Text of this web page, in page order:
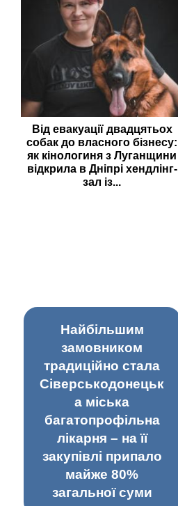
Від евакуації двадцятьох
собак до власного бізнесу:
як кінологиня з Луганщини
відкрила в Дніпрі хендлінг-
зал із...
Найбільшим
замовником
традиційно стала
Сіверськодонецьк
а міська
багатопрофільна
лікарня – на її
закупівлі припало
майже 80%
загальної суми